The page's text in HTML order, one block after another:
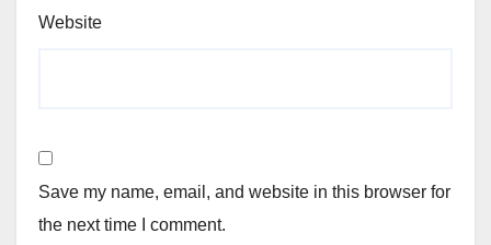
Website
Save my name, email, and website in this browser for
the next time I comment.